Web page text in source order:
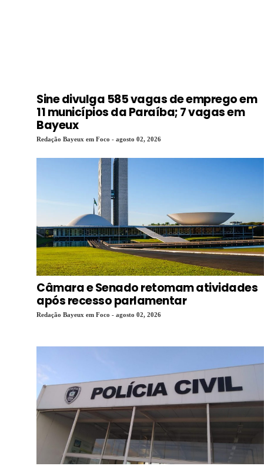
Sine divulga 585 vagas de emprego em
11 municípios da Paraíba; 7 vagas em
Bayeux
Redação Bayeux em Foco - agosto 02, 2026
Câmara e Senado retomam atividades
após recesso parlamentar
Redação Bayeux em Foco - agosto 02, 2026